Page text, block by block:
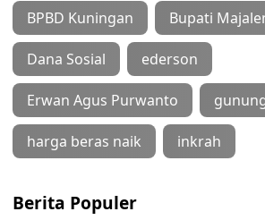
BPBD Kuningan Bupati
Dana Sosial ederson
Erwan Agus Purwanto
harga beras naik inkrah
Berita Populer